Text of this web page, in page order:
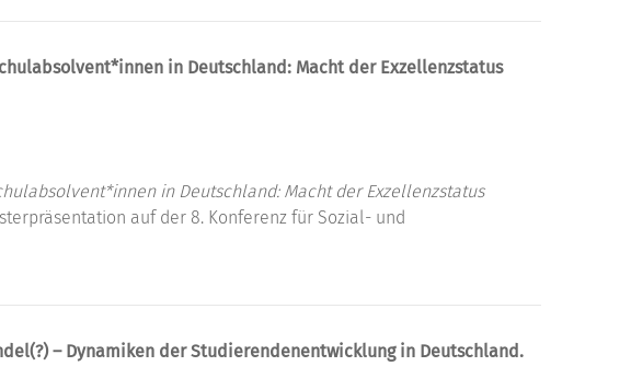
in Deutschland: Macht der Exzellenzstatus
in Deutschland: Macht der Exzellenzstatus
auf der 8. Konferenz für Sozial- und
– Dynamiken der Studierendenentwicklung in Deutschland.